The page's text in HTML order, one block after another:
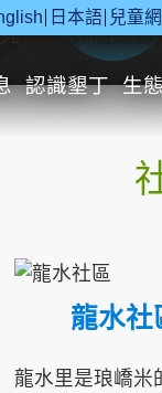
日本語 兒童網
認識墾丁 生
休閒遊憩
龍水社
龍水里是琅嶠米